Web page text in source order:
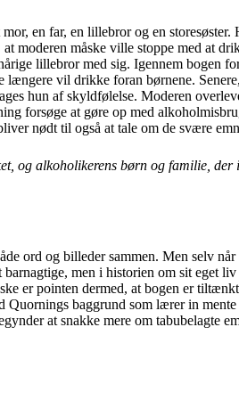
en far, en lillebror og en
moderen måske ville stoppe med at
lillebror med sig. Igennem bogen
vil drikke foran børnene.
hun af skyldfølelse. Moderen
forsøge at gøre op med
nødt til også at tale om de svære
og alkoholikerens børn og familie,
ord og billeder sammen. Men selv
men i historien om sit eget
er pointen dermed, at bogen er
baggrund som lærer in
at snakke mere om tabubelagte